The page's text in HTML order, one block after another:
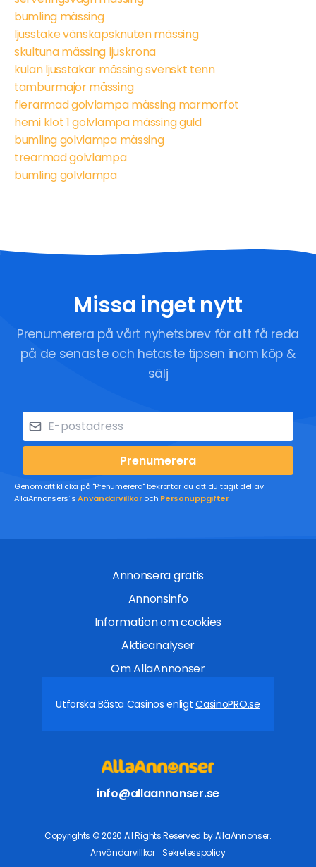
bumling mässing
ljusstake vänskapsknuten mässing
skultuna mässing ljuskrona
kulan ljusstakar mässing svenskt tenn
tamburmajor mässing
flerarmad golvlampa mässing marmorfot
hemi klot 1 golvlampa mässing guld
bumling golvlampa mässing
trearmad golvlampa
bumling golvlampa
Missa inget nytt
Prenumerera på vårt nyhetsbrev för att få reda
på de senaste och hetaste tipsen inom köp &
sälj
Prenumerera
Genom att klicka på "Prenumerera" bekräftar du att du tagit del av
AllaAnnonsers´sAnvändarvillkoroch Personuppgifter
Annonsera gratis
Annonsinfo
Information om cookies
Aktieanalyser
Om AllaAnnonser
Utforska Bästa Casinos enligtCasinoPRO.se
info@allaannonser.se
Copyrights © 2020 All Rights Reserved by AllaAnnonser.
Användarvillkor
Sekretesspolicy